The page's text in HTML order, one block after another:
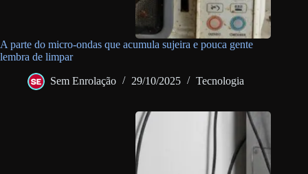
A parte do micro-ondas que acumula sujeira e pouca gente
lembra de limpar
Sem Enrolação 29/10/2025 Tecnologia